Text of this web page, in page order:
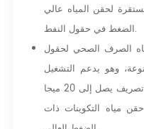
لحقن المياه عالي
الضغط في حقول النفط.
الصرف الصحي لحقول
وهو يدعم التشغيل
المستمر طويل الأمد. وبفضل ضغط تصريف يصل إلى 20 ميجا
مياه التكوينات ذات